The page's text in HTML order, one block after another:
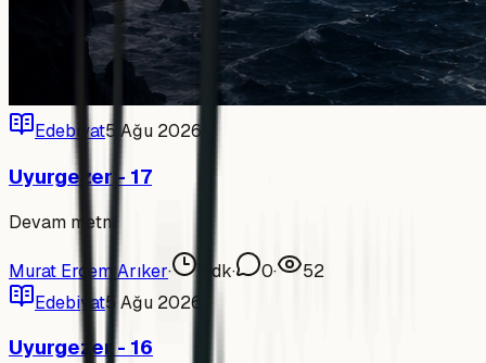
Edebiyat5 Ağu 2026
Uyurgezer - 17
Devam metni
Murat Erdem Arıker· dk· 0·
52
Edebiyat5 Ağu 2026
Uyurgezer - 16